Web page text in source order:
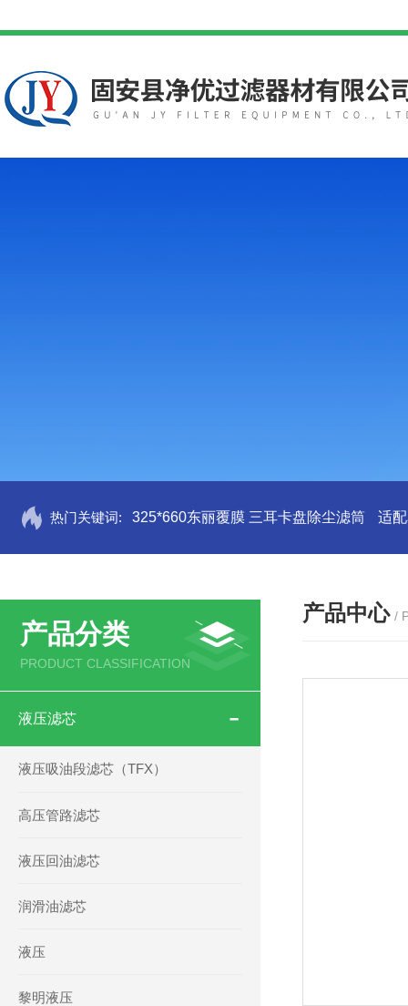
热门关键词: 325*660东丽覆膜 三耳卡盘除尘滤筒 适
产品分类
PRODUCT CLASSIFICATION
液压滤芯
液压吸油段滤芯（TFX）
高压管路滤芯
液压回油滤芯
润滑油滤芯
液压
黎明液压
产品中心 /